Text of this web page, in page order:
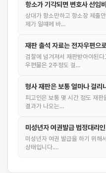
항소가 기각되면 변호사 선임
상대가 항소만하고 항소장 제출
제가 일떄메 바…
재판 출석 자료는 전자우편으
검찰에 넘겨져서 재판받아야된
우편물은 2주정도 걸…
형사 재판은 보통 얼마나 걸리
피고인은 보통 몇 시간 정도 재판
결과가 나오는…
미성년자 여권발급 법정대리
미성년자 여권 발급을 하기 위해
상태입니다.…